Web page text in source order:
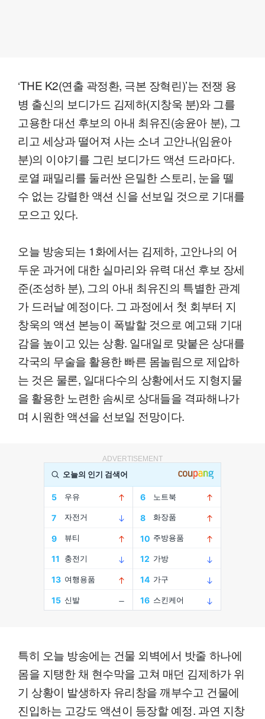
‘THE K2(연출 곽정환, 극본 장혁린)’는 전쟁 용
병 출신의 보디가드 김제하(지창욱 분)와 그를
고용한 대선 후보의 아내 최유진(송윤아 분), 그
리고 세상과 떨어져 사는 소녀 고안나(임윤아
분)의 이야기를 그린 보디가드 액션 드라마다.
로열 패밀리를 둘러싼 은밀한 스토리, 눈을 뗄
수 없는 강렬한 액션 신을 선보일 것으로 기대를
모으고 있다.
오늘 방송되는 1화에서는 김제하, 고안나의 어
두운 과거에 대한 실마리와 유력 대선 후보 장세
준(조성하 분), 그의 아내 최유진의 특별한 관계
가 드러날 예정이다. 그 과정에서 첫 회부터 지
창욱의 액션 본능이 폭발할 것으로 예고돼 기대
감을 높이고 있는 상황. 일대일로 맞붙은 상대를
각국의 무술을 활용한 빠른 몸놀림으로 제압하
는 것은 물론, 일대다수의 상황에서도 지형지물
을 활용한 노련한 솜씨로 상대들을 격파해나가
며 시원한 액션을 선보일 전망이다.
ADVERTISEMENT
특히 오늘 방송에는 건물 외벽에서 밧줄 하나에
몸을 지탱한 채 현수막을 고쳐 매던 김제하가 위
기 상황이 발생하자 유리창을 깨부수고 건물에
진입하는 고강도 액션이 등장할 예정. 과연 지창